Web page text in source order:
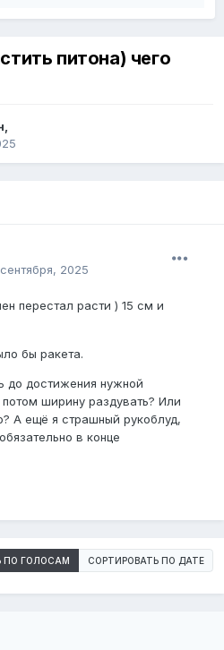
питона) чего
2025
перестал расти ) 15 см и
бы ракета.
до достижения нужной
ширину раздувать? Или
А ещё я страшный рукоблуд,
в конце
ПО ГОЛОСАМ СОРТИРОВАТЬ ПО ДАТЕ